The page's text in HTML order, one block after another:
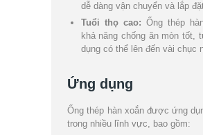
dễ dàng vận chuyển và lắp
Tuổi thọ cao: Ống thép
khả năng chống ăn mòn tốt,
dụng có thể lên đến vài chục
Ứng dụng
Ống thép hàn xoắn được ứng
trong nhiều lĩnh vực, bao gồm: